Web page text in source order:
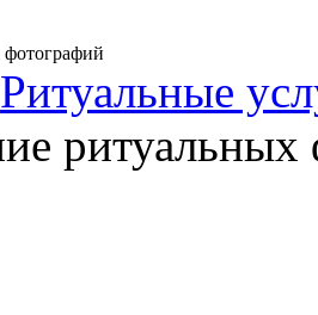
фотографий
Ритуальные